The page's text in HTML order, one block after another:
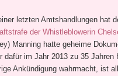
letzten Amtshandlungen hat
der Whistleblowerin
Manning hatte geheime
im Jahr 2013 zu 35 Jahren
Ankündigung wahrmacht, ist